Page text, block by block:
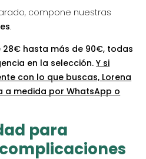
compone nuestras
.
28€ hasta más de 90€, todas
en la selección. Y si
con lo que buscas, Lorena
medida por WhatsApp o
para